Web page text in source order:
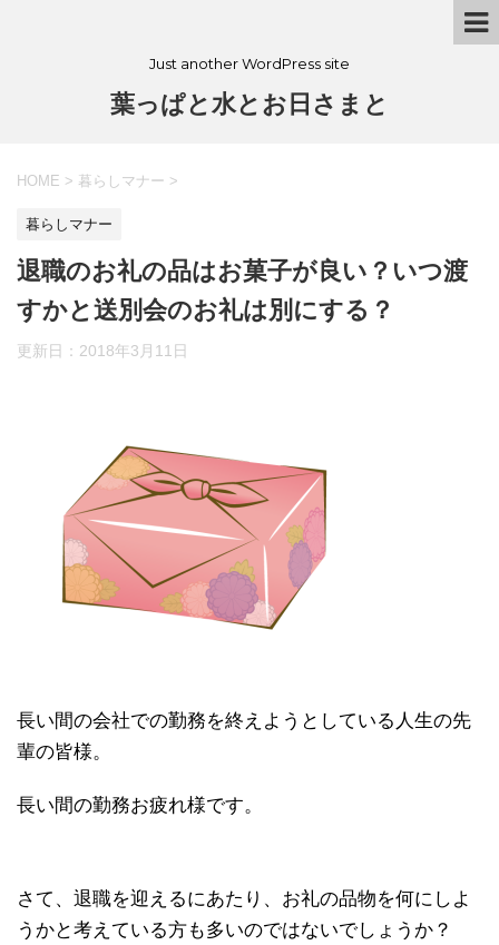
Just another WordPress site
葉っぱと水とお日さまと
HOME > 暮らしマナー >
暮らしマナー
退職のお礼の品はお菓子が良い？いつ渡
すかと送別会のお礼は別にする？
更新日： 2018年3月11日
長い間の会社での勤務を終えようとしている人生の先
輩の皆様。
長い間の勤務お疲れ様です。
さて、退職を迎えるにあたり、お礼の品物を何にしよ
うかと考えている方も多いのではないでしょうか？